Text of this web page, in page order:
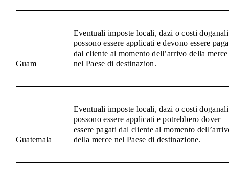
Guam
Eventuali imposte locali, dazi o costi doganali
possono essere applicati e devono essere
dal cliente al momento dell’arrivo della merce
nel Paese di destinazion.
Guatemala
Eventuali imposte locali, dazi o costi doganali
possono essere applicati e potrebbero dover
essere pagati dal cliente al momento
della merce nel Paese di destinazione.